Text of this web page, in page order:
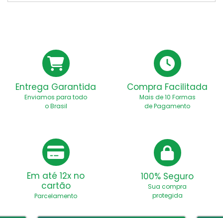
Entrega Garantida
Enviamos para todo
o Brasil
Compra Facilitada
Mais de 10 Formas
de Pagamento
Em até 12x no
cartão
Parcelamento
100% Seguro
Sua compra
protegida